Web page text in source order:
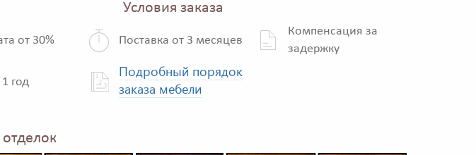
Условия заказа
от 30% Поставка от 3 месяцев
Компенсация за
задержку
год
Подробный порядок
заказа мебели